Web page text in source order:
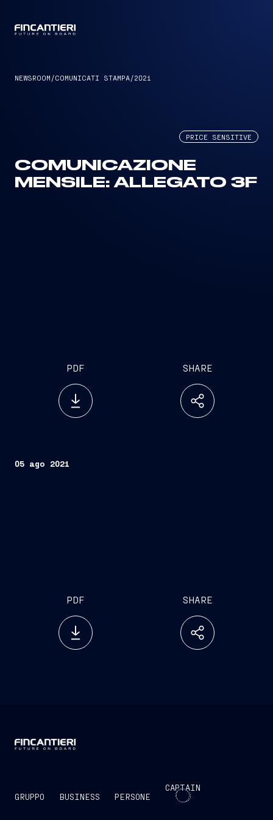
NEWSROOM /COMUNICATI STAMPA/2021
PRICE SENSITIVE
COMUNICAZIONE
MENSILE: ALLEGATO 3F
PDF SHARE
05 ago 2021
PDF SHARE
GRUPPO BUSINESS PERSONE
CAPTAIN